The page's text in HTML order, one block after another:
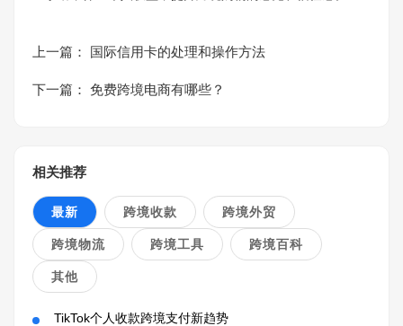
上一篇： 国际信用卡的处理和操作方法
下一篇： 免费跨境电商有哪些？
相关推荐
最新 跨境收款 跨境外贸
跨境物流 跨境工具 跨境百科
其他
TikTok个人收款跨境支付新趋势